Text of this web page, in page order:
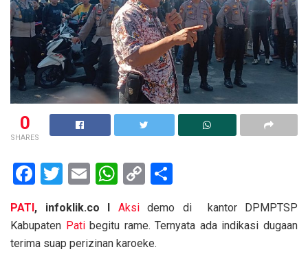
0
SHARES
F
ce
b
T
tt
er
E
ail
W
at
s
C
py
Li
ar
e
PATI, infoklik.co I Aksidemo di kantor DPMPTSP
Kabupaten Patibegitu rame. Ternyata ada indikasi dugaan
terima suap perizinan karoeke.